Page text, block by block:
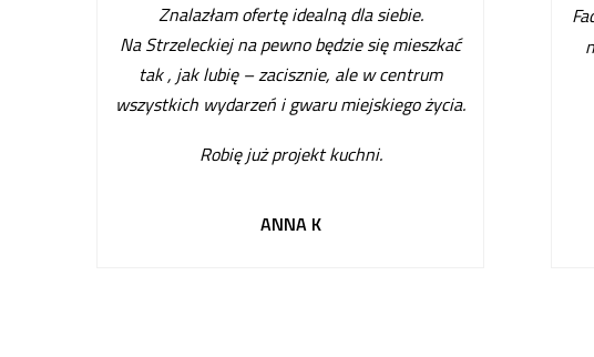
Znalazłam ofertę idealną dla siebie.
Na Strzeleckiej na pewno będzie się mieszkać
tak , jak lubię – zacisznie, ale w centrum
wszystkich wydarzeń i gwaru miejskiego życia.
Robię już projekt kuchni.
ANNA K